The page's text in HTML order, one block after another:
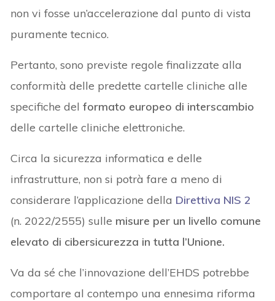
non vi fosse un’accelerazione dal punto di vista
puramente tecnico.
Pertanto, sono previste regole finalizzate alla
conformità delle predette cartelle cliniche alle
specifiche delformato europeo di interscambio
delle cartelle cliniche elettroniche.
Circa la sicurezza informatica e delle
infrastrutture, non si potrà fare a meno di
considerare l’applicazione della Direttiva NIS 2
(n. 2022/2555) sulle misure per un livello comune
elevato di cibersicurezza in tutta l’Unione.
Va da sé che l’innovazione dell’EHDS potrebbe
comportare al contempo una ennesima riforma